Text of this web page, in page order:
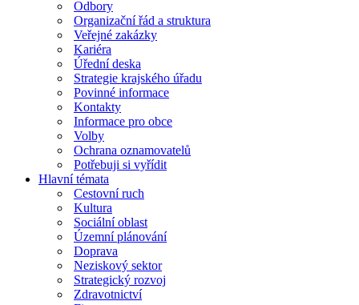
Odbory
Organizační řád a struktura
Veřejné zakázky
Kariéra
Úřední deska
Strategie krajského úřadu
Povinné informace
Kontakty
Informace pro obce
Volby
Ochrana oznamovatelů
Potřebuji si vyřídit
Hlavní témata
Cestovní ruch
Kultura
Sociální oblast
Územní plánování
Doprava
Neziskový sektor
Strategický rozvoj
Zdravotnictví